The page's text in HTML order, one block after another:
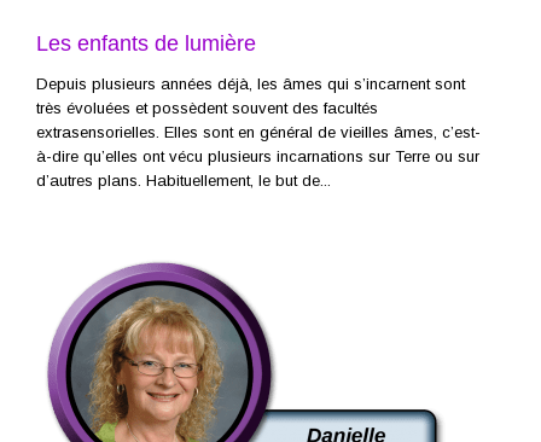
Les enfants de lumière
Depuis plusieurs années déjà, les âmes qui s’incarnent sont
très évoluées et possèdent souvent des facultés
extrasensorielles. Elles sont en général de vieilles âmes, c’est-
à-dire qu’elles ont vécu plusieurs incarnations sur Terre ou sur
d’autres plans. Habituellement, le but de...